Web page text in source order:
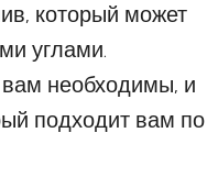
который может
углами.
необходимы, и
подходит вам по